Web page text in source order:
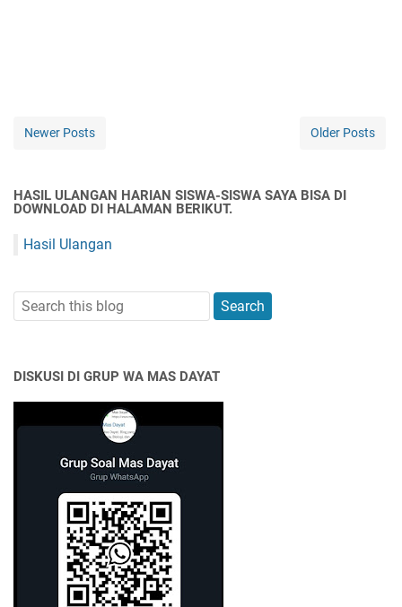
Newer Posts Older Posts
HASIL ULANGAN HARIAN SISWA-SISWA SAYA BISA DI
DOWNLOAD DI HALAMAN BERIKUT.
Hasil Ulangan
DISKUSI DI GRUP WA MAS DAYAT